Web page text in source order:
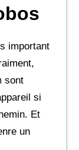
important
sont
si
Et
un